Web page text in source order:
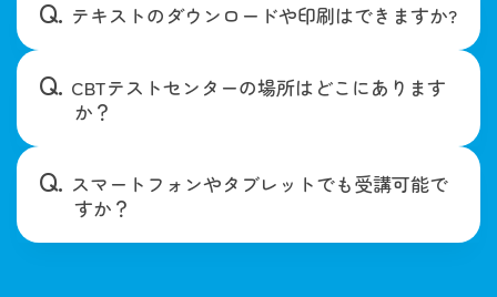
テキストのダウンロードや印刷はできますか?
CBTテストセンターの場所はどこにあります
か？
スマートフォンやタブレットでも受講可能で
すか？